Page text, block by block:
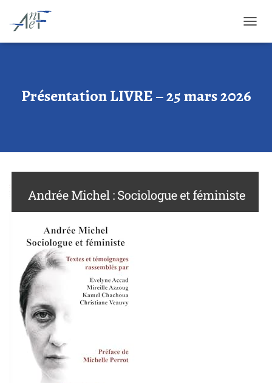
Présentation LIVRE – 25 mars 2026